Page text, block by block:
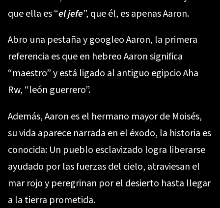
que ella es “el jefe”, que él, es apenas Aaron.
Abro una pestaña y googleo Aaron, la primera
referencia es que en hebreo Aaron significa
“maestro” y está ligado al antiguo egipcio Aha
Rw, “león guerrero”.
Además, Aaron es el hermano mayor de Moisés,
su vida aparece narrada en el éxodo, la historia es
conocida: Un pueblo esclavizado logra liberarse
ayudado por las fuerzas del cielo, atraviesan el
mar rojo y peregrinan por el desierto hasta llegar
a la tierra prometida.